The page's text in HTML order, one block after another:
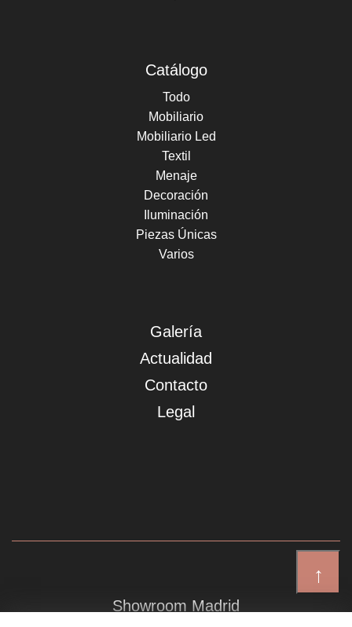
↑
Catálogo
Todo
Mobiliario
Mobiliario Led
Textil
Menaje
Decoración
Iluminación
Piezas Únicas
Varios
Galería
Actualidad
Contacto
Legal
Showroom Madrid